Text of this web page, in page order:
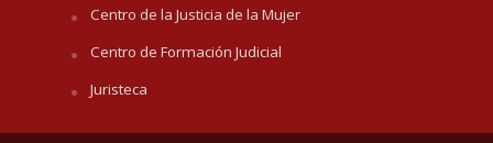
Centro de la Justicia de la Mujer
Centro de Formación Judicial
Juristeca